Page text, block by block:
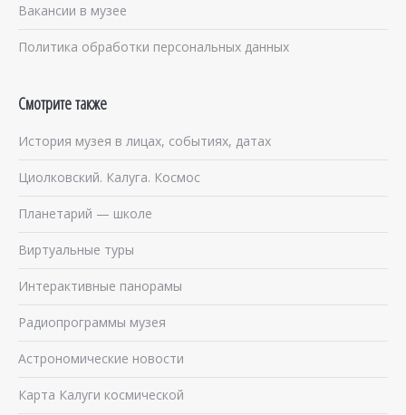
Вакансии в музее
Политика обработки персональных данных
Смотрите также
История музея в лицах, событиях, датах
Циолковский. Калуга. Космос
Планетарий — школе
Виртуальные туры
Интерактивные панорамы
Радиопрограммы музея
Астрономические новости
Карта Калуги космической